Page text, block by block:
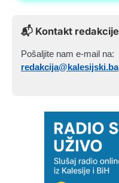
📬 Kontakt redakcije
Pošaljite nam e-mail na:
redakcija@kalesijski.ba